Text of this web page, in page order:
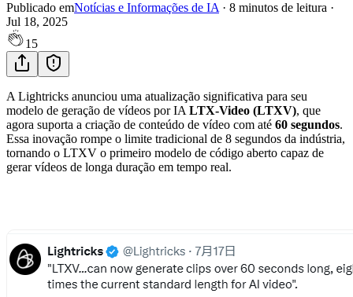
Publicado emNotícias e Informações de IA · 8 minutos de leitura ·
Jul 18, 2025
15
A Lightricks anunciou uma atualização significativa para seu
modelo de geração de vídeos por IA LTX-Video (LTXV), que
agora suporta a criação de conteúdo de vídeo com até 60 segundos.
Essa inovação rompe o limite tradicional de 8 segundos da indústria,
tornando o LTXV o primeiro modelo de código aberto capaz de
gerar vídeos de longa duração em tempo real.